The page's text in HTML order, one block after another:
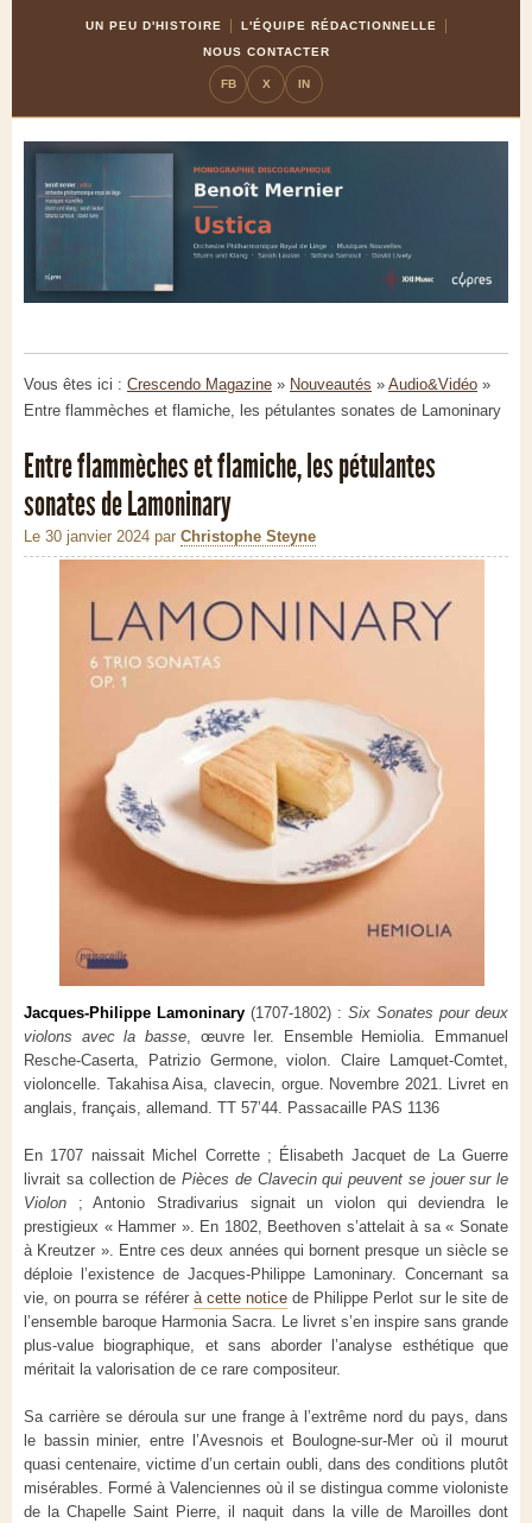
UN PEU D'HISTOIRE
L'ÉQUIPE RÉDACTIONNELLE
NOUS CONTACTER
FB X IN
Vous êtes ici : Crescendo Magazine » Nouveautés » Audio&Vidéo »
Entre flammèches et flamiche, les pétulantes sonates de Lamoninary
Entre flammèches et flamiche, les pétulantes
sonates de Lamoninary
Le 30 janvier 2024 par Christophe Steyne
Jacques-Philippe Lamoninary (1707-1802) : Six Sonates pour deux
violons avec la basse, œuvre Ier. Ensemble Hemiolia. Emmanuel
Resche-Caserta, Patrizio Germone, violon. Claire Lamquet-Comtet,
violoncelle. Takahisa Aisa, clavecin, orgue. Novembre 2021. Livret en
anglais, français, allemand. TT 57’44. Passacaille PAS 1136
En 1707 naissait Michel Corrette ; Élisabeth Jacquet de La Guerre
livrait sa collection de Pièces de Clavecin qui peuvent se jouer sur le
Violon ; Antonio Stradivarius signait un violon qui deviendra le
prestigieux « Hammer ». En 1802, Beethoven s’attelait à sa « Sonate
à Kreutzer ». Entre ces deux années qui bornent presque un siècle se
déploie l’existence de Jacques-Philippe Lamoninary. Concernant sa
vie, on pourra se référer à cette notice de Philippe Perlot sur le site de
l’ensemble baroque Harmonia Sacra. Le livret s’en inspire sans grande
plus-value biographique, et sans aborder l’analyse esthétique que
méritait la valorisation de ce rare compositeur.
Sa carrière se déroula sur une frange à l’extrême nord du pays, dans
le bassin minier, entre l’Avesnois et Boulogne-sur-Mer où il mourut
quasi centenaire, victime d’un certain oubli, dans des conditions plutôt
misérables. Formé à Valenciennes où il se distingua comme violoniste
de la Chapelle Saint Pierre, il naquit dans la ville de Maroilles dont